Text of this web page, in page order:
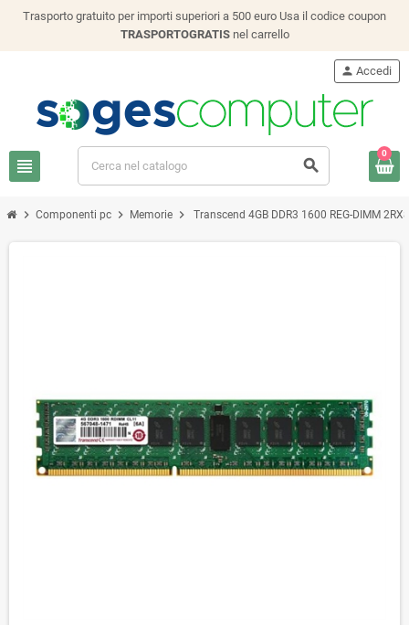
Trasporto gratuito per importi superiori a 500 euro Usa il codice coupon
TRASPORTOGRATISnel carrello
view_headline search
person Accedi
0
chevron_right Componenti pc chevron_right Memorie chevron_right Transcend 4GB DDR3 1600 REG-DIMM 2RX8